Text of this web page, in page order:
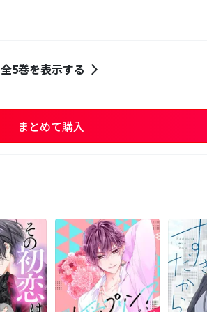
全5巻を表示する
まとめて購入